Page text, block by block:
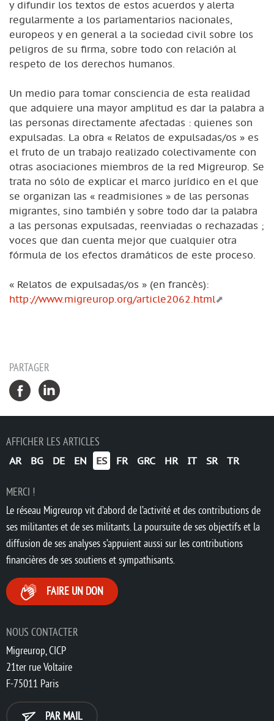
y difundir los textos de estos acuerdos y alerta
regularmente a los parlamentarios nacionales,
europeos y en general a la sociedad civil sobre los
peligros de su firma, sobre todo con relación al
respeto de los derechos humanos.
Un medio para tomar consciencia de esta realidad
que adquiere una mayor amplitud es dar la palabra a
las personas directamente afectadas : quienes son
expulsadas. La obra « Relatos de expulsadas/os » es
el fruto de un trabajo realizado colectivamente con
otras asociaciones miembros de la red Migreurop. Se
trata no sólo de explicar el marco jurídico en el que
se organizan las « readmisiones » de las personas
migrantes, sino también y sobre todo dar la palabra
a las personas expulsadas, reenviadas o rechazadas ;
voces que dan cuenta mejor que cualquier otra
fórmula de los efectos dramáticos de este proceso.
« Relatos de expulsadas/os » (en francès):
http://www.migreurop.org/article2062.html
PARTAGER
AFFICHER LES ARTICLES
AR BG DE EN ES FR GRC HR IT SR TR
NOUS CONTACTER
Migreurop, CICP
21ter rue Voltaire
F-75011 Paris
PAR MAIL
MERCI !
Le réseau Migreurop vit d’abord de l’activité et des contributions de
ses militantes et de ses militants. La poursuite de ses objectifs et la
diffusion de ses analyses s’appuient aussi sur les contributions
financières de ses soutiens et sympathisants.
FAIRE UN DON